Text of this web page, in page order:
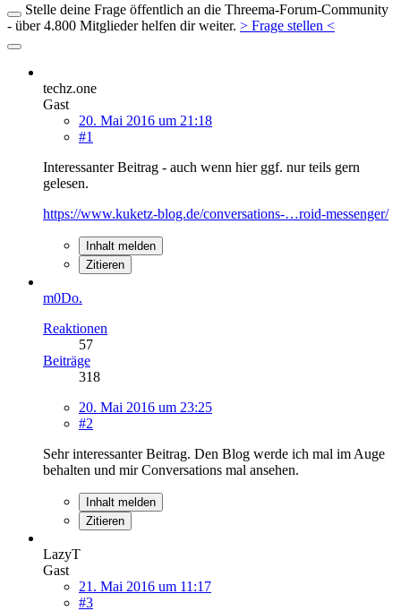
Stelle deine Frage öffentlich an die Threema-Forum-Community
- über 4.800 Mitglieder helfen dir weiter. > Frage stellen <
techz.one
Gast
20. Mai 2016 um 21:18
#1
Interessanter Beitrag - auch wenn hier ggf. nur teils gern
gelesen.
https://www.kuketz-blog.de/conversations-…roid-messenger/
Inhalt melden
Zitieren
m0Do.
Reaktionen
57
Beiträge
318
20. Mai 2016 um 23:25
#2
Sehr interessanter Beitrag. Den Blog werde ich mal im Auge
behalten und mir Conversations mal ansehen.
Inhalt melden
Zitieren
LazyT
Gast
21. Mai 2016 um 11:17
#3